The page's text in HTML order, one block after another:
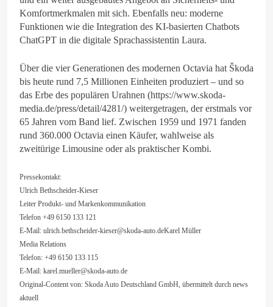
Komfortmerkmalen mit sich. Ebenfalls neu: moderne
Funktionen wie die Integration des KI-basierten Chatbots
ChatGPT in die digitale Sprachassistentin Laura.
Über die vier Generationen des modernen Octavia hat Škoda
bis heute rund 7,5 Millionen Einheiten produziert – und so
das Erbe des populären Urahnen (https://www.skoda-
media.de/press/detail/4281/) weitergetragen, der erstmals vor
65 Jahren vom Band lief. Zwischen 1959 und 1971 fanden
rund 360.000 Octavia einen Käufer, wahlweise als
zweitürige Limousine oder als praktischer Kombi.
Pressekontakt:
Ulrich Bethscheider-Kieser
Leiter Produkt- und Markenkommunikation
Telefon +49 6150 133 121
E-Mail: ulrich.bethscheider-kieser@skoda-auto.deKarel Müller
Media Relations
Telefon: +49 6150 133 115
E-Mail: karel.mueller@skoda-auto.de
Original-Content von: Skoda Auto Deutschland GmbH, übermittelt durch news
aktuell